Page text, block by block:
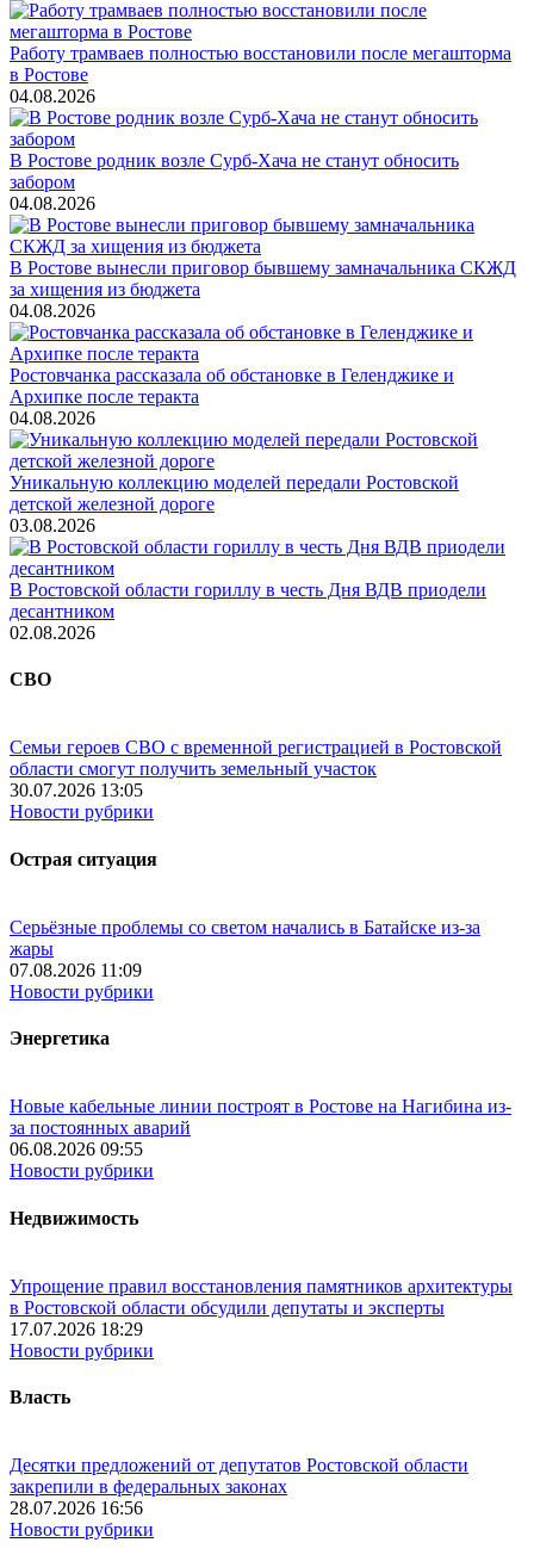
Работу трамваев полностью восстановили после мегашторма
в Ростове
04.08.2026
В Ростове родник возле Сурб-Хача не станут обносить
забором
04.08.2026
В Ростове вынесли приговор бывшему замначальника СКЖД
за хищения из бюджета
04.08.2026
Ростовчанка рассказала об обстановке в Геленджике и
Архипке после теракта
04.08.2026
Уникальную коллекцию моделей передали Ростовской
детской железной дороге
03.08.2026
В Ростовской области гориллу в честь Дня ВДВ приодели
десантником
02.08.2026
СВО
Семьи героев СВО с временной регистрацией в Ростовской
области смогут получить земельный участок
30.07.2026 13:05
Новости рубрики
Острая ситуация
Серьёзные проблемы со светом начались в Батайске из-за
жары
07.08.2026 11:09
Новости рубрики
Энергетика
Новые кабельные линии построят в Ростове на Нагибина из-
за постоянных аварий
06.08.2026 09:55
Новости рубрики
Недвижимость
Упрощение правил восстановления памятников архитектуры
в Ростовской области обсудили депутаты и эксперты
17.07.2026 18:29
Новости рубрики
Власть
Десятки предложений от депутатов Ростовской области
закрепили в федеральных законах
28.07.2026 16:56
Новости рубрики